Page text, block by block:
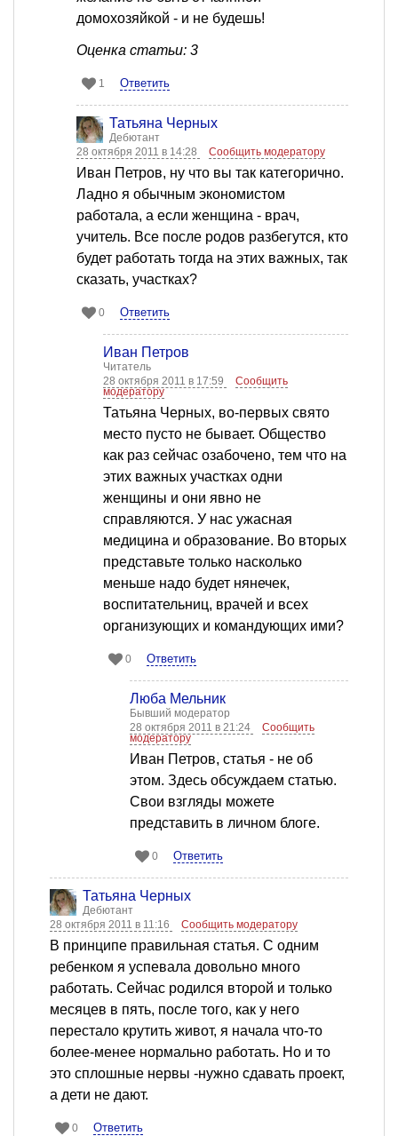
домохозяйкой - и не будешь!
Оценка статьи: 3
1 Ответить
Татьяна Черных
Дебютант
28 октября 2011 в 14:28
Сообщить модератору
Иван Петров, ну что вы так категорично.
Ладно я обычным экономистом
работала, а если женщина - врач,
учитель. Все после родов разбегутся, кто
будет работать тогда на этих важных, так
сказать, участках?
0 Ответить
Иван Петров
Читатель
28 октября 2011 в 17:59
Сообщить
модератору
Татьяна Черных, во-первых свято
место пусто не бывает. Общество
как раз сейчас озабочено, тем что на
этих важных участках одни
женщины и они явно не
справляются. У нас ужасная
медицина и образование. Во вторых
представьте только насколько
меньше надо будет нянечек,
воспитательниц, врачей и всех
организующих и командующих ими?
0 Ответить
Люба Мельник
Бывший модератор
28 октября 2011 в 21:24
Сообщить
модератору
Иван Петров, статья - не об
этом. Здесь обсуждаем статью.
Свои взгляды можете
представить в личном блоге.
0 Ответить
Татьяна Черных
Дебютант
28 октября 2011 в 11:16
Сообщить модератору
В принципе правильная статья. С одним
ребенком я успевала довольно много
работать. Сейчас родился второй и только
месяцев в пять, после того, как у него
перестало крутить живот, я начала что-то
более-менее нормально работать. Но и то
это сплошные нервы -нужно сдавать проект,
а дети не дают.
0 Ответить